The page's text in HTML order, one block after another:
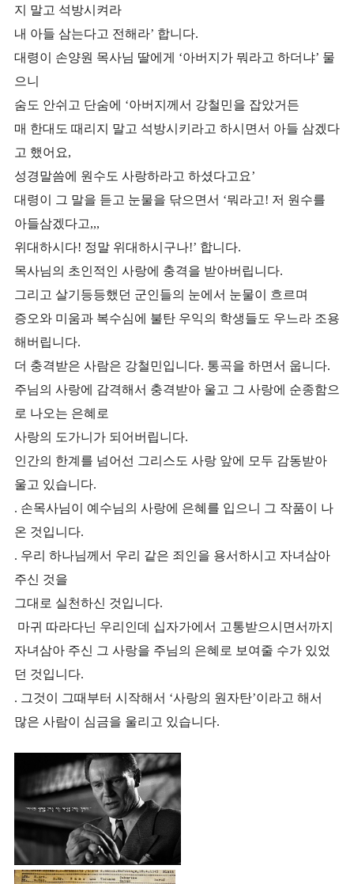
지 말고 석방시켜라
내 아들 삼는다고 전해라’ 합니다.
대령이 손양원 목사님 딸에게 ‘아버지가 뭐라고 하더냐’ 물
으니
숨도 안쉬고 단숨에 ‘아버지께서 강철민을 잡았거든
매 한대도 때리지 말고 석방시키라고 하시면서 아들 삼겠다
고 했어요,
성경말씀에 원수도 사랑하라고 하셨다고요’
대령이 그 말을 듣고 눈물을 닦으면서 ‘뭐라고! 저 원수를
아들삼겠다고,,,
위대하시다! 정말 위대하시구나!’ 합니다.
목사님의 초인적인 사랑에 충격을 받아버립니다.
그리고 살기등등했던 군인들의 눈에서 눈물이 흐르며
증오와 미움과 복수심에 불탄 우익의 학생들도 우느라 조용
해버립니다.
더 충격받은 사람은 강철민입니다. 통곡을 하면서 웁니다.
주님의 사랑에 감격해서 충격받아 울고 그 사랑에 순종함으
로 나오는 은혜로
사랑의 도가니가 되어버립니다.
인간의 한계를 넘어선 그리스도 사랑 앞에 모두 감동받아
울고 있습니다.
. 손목사님이 예수님의 사랑에 은혜를 입으니 그 작품이 나
온 것입니다.
. 우리 하나님께서 우리 같은 죄인을 용서하시고 자녀삼아
주신 것을
그대로 실천하신 것입니다.
마귀 따라다닌 우리인데 십자가에서 고통받으시면서까지
자녀삼아 주신 그 사랑을 주님의 은혜로 보여줄 수가 있었
던 것입니다.
. 그것이 그때부터 시작해서 ‘사랑의 원자탄’이라고 해서
많은 사람이 심금을 울리고 있습니다.